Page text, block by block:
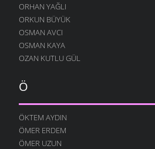
ORHAN YAĞLI
ORKUN BÜYÜK
OSMAN AVCI
OSMAN KAYA
OZAN KUTLU GÜL
Ö
ÖKTEM AYDIN
ÖMER ERDEM
ÖMER UZUN